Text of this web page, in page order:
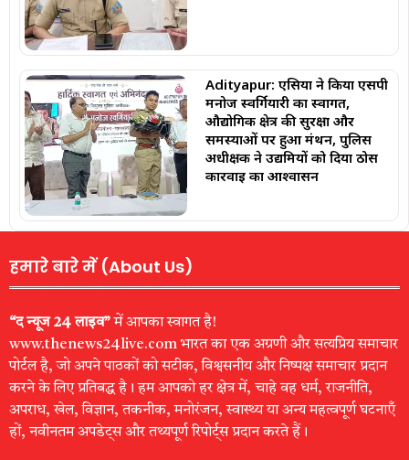
Adityapur: एसिया ने किया एसपी
मनोज स्वर्गियारी का स्वागत,
औद्योगिक क्षेत्र की सुरक्षा और
समस्याओं पर हुआ मंथन, पुलिस
अधीक्षक ने उद्यमियों को दिया ठोस
कार्रवाई का आश्वासन
हमारे बारे में (About Us)
“द न्यूज 24 लाइव”में आपका स्वागत है!
www.thenews24live.com भारत का एक अग्रणी और सत्यप्रिय समाचार
पोर्टल है, जो अपने पाठकों को सटीक, विश्वसनीय और निष्पक्ष समाचार प्रदान
करने के लिए प्रतिबद्ध है। हम आपको हर क्षेत्र में, चाहे वह धर्म, राजनीति,
अपराध, खेल, विज्ञान, तकनीक, मनोरंजन, स्वास्थ्य या अन्य महत्वपूर्ण घटनाएँ
हों, नवीनतम अपडेट्स और तथ्यपूर्ण रिपोर्ट्स प्रदान करते हैं।